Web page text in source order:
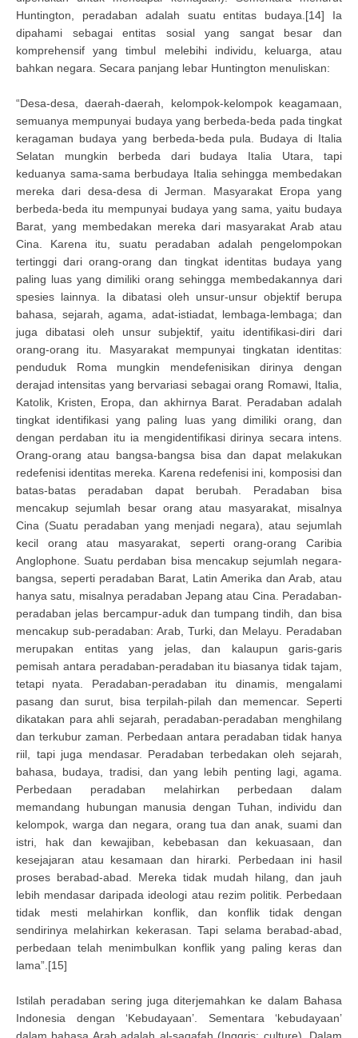
Huntington, peradaban adalah suatu entitas budaya.[14] Ia
dipahami sebagai entitas sosial yang sangat besar dan
komprehensif yang timbul melebihi individu, keluarga, atau
bahkan negara. Secara panjang lebar Huntington menuliskan:
“Desa-desa, daerah-daerah, kelompok-kelompok keagamaan,
semuanya mempunyai budaya yang berbeda-beda pada tingkat
keragaman budaya yang berbeda-beda pula. Budaya di Italia
Selatan mungkin berbeda dari budaya Italia Utara, tapi
keduanya sama-sama berbudaya Italia sehingga membedakan
mereka dari desa-desa di Jerman. Masyarakat Eropa yang
berbeda-beda itu mempunyai budaya yang sama, yaitu budaya
Barat, yang membedakan mereka dari masyarakat Arab atau
Cina. Karena itu, suatu peradaban adalah pengelompokan
tertinggi dari orang-orang dan tingkat identitas budaya yang
paling luas yang dimiliki orang sehingga membedakannya dari
spesies lainnya. Ia dibatasi oleh unsur-unsur objektif berupa
bahasa, sejarah, agama, adat-istiadat, lembaga-lembaga; dan
juga dibatasi oleh unsur subjektif, yaitu identifikasi-diri dari
orang-orang itu. Masyarakat mempunyai tingkatan identitas:
penduduk Roma mungkin mendefenisikan dirinya dengan
derajad intensitas yang bervariasi sebagai orang Romawi, Italia,
Katolik, Kristen, Eropa, dan akhirnya Barat. Peradaban adalah
tingkat identifikasi yang paling luas yang dimiliki orang, dan
dengan perdaban itu ia mengidentifikasi dirinya secara intens.
Orang-orang atau bangsa-bangsa bisa dan dapat melakukan
redefenisi identitas mereka. Karena redefenisi ini, komposisi dan
batas-batas peradaban dapat berubah. Peradaban bisa
mencakup sejumlah besar orang atau masyarakat, misalnya
Cina (Suatu peradaban yang menjadi negara), atau sejumlah
kecil orang atau masyarakat, seperti orang-orang Caribia
Anglophone. Suatu perdaban bisa mencakup sejumlah negara-
bangsa, seperti peradaban Barat, Latin Amerika dan Arab, atau
hanya satu, misalnya peradaban Jepang atau Cina. Peradaban-
peradaban jelas bercampur-aduk dan tumpang tindih, dan bisa
mencakup sub-peradaban: Arab, Turki, dan Melayu. Peradaban
merupakan entitas yang jelas, dan kalaupun garis-garis
pemisah antara peradaban-peradaban itu biasanya tidak tajam,
tetapi nyata. Peradaban-peradaban itu dinamis, mengalami
pasang dan surut, bisa terpilah-pilah dan memencar. Seperti
dikatakan para ahli sejarah, peradaban-peradaban menghilang
dan terkubur zaman. Perbedaan antara peradaban tidak hanya
riil, tapi juga mendasar. Peradaban terbedakan oleh sejarah,
bahasa, budaya, tradisi, dan yang lebih penting lagi, agama.
Perbedaan peradaban melahirkan perbedaan dalam
memandang hubungan manusia dengan Tuhan, individu dan
kelompok, warga dan negara, orang tua dan anak, suami dan
istri, hak dan kewajiban, kebebasan dan kekuasaan, dan
kesejajaran atau kesamaan dan hirarki. Perbedaan ini hasil
proses berabad-abad. Mereka tidak mudah hilang, dan jauh
lebih mendasar daripada ideologi atau rezim politik. Perbedaan
tidak mesti melahirkan konflik, dan konflik tidak dengan
sendirinya melahirkan kekerasan. Tapi selama berabad-abad,
perbedaan telah menimbulkan konflik yang paling keras dan
lama”.[15]
Istilah peradaban sering juga diterjemahkan ke dalam Bahasa
Indonesia dengan ‘Kebudayaan’. Sementara ‘kebudayaan’